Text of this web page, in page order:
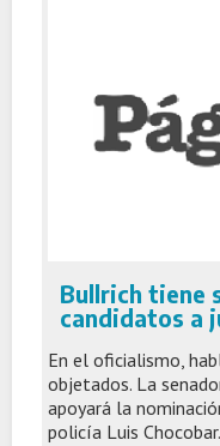
Bullrich tiene
candidatos a
En el oficialismo,
objetados. La
apoyará la
policía Luis Chocobar.